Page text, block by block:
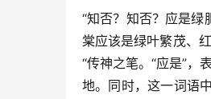
“知否？知否？应是
棠应该是绿叶繁茂、
“传神之笔。“应是”
地。同时，这一词语